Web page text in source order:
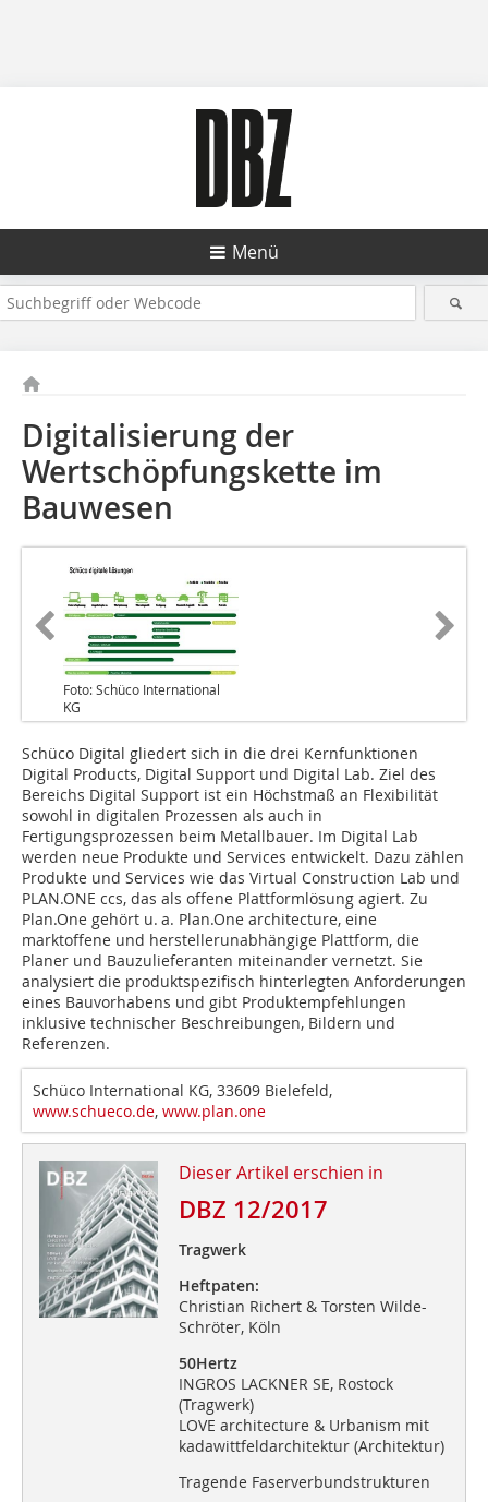
Menü
Digitalisierung der
Wertschöpfungskette im
Bauwesen
Foto: Schüco International
KG
Schüco Digital gliedert sich in die drei Kernfunktionen
Digital Products, Digital Support und Digital Lab. Ziel des
Bereichs Digital Support ist ein Höchstmaß an Flexibilität
sowohl in digitalen Prozessen als auch in
Fertigungsprozessen beim Metallbauer. Im Digital Lab
werden neue Produkte und Services entwickelt. Dazu zählen
Produkte und Services wie das Virtual Construction Lab und
PLAN.ONE ccs, das als offene Plattformlösung agiert. Zu
Plan.One gehört u. a. Plan.One architecture, eine
marktoffene und herstellerunabhängige Plattform, die
Planer und Bauzulieferanten miteinander vernetzt. Sie
analysiert die produktspezifisch hinterlegten Anforderungen
eines Bauvorhabens und gibt Produktempfehlungen
inklusive technischer Beschreibungen, Bildern und
Referenzen.
Schüco International KG, 33609 Bielefeld,
www.schueco.de, www.plan.one
Dieser Artikel erschien in
DBZ 12/2017
Tragwerk
Heftpaten:
Christian Richert & Torsten Wilde-
Schröter, Köln
50Hertz
INGROS LACKNER SE, Rostock
(Tragwerk)
LOVE architecture & Urbanism mit
kadawittfeldarchitektur (Architektur)
Tragende Faserverbundstrukturen